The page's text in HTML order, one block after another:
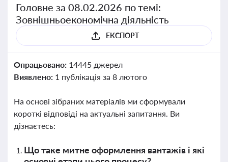
Головне за 08.02.2026 по темі:
Зовнішньоекономічна діяльність
ЕКСПОРТ
Опрацьовано: 14445 джерел
Виявлено: 1 публікація за 8 лютого
На основі зібраних матеріалів ми сформували
короткі відповіді на актуальні запитання. Ви
дізнаєтесь:
Що таке митне оформлення вантажів і які